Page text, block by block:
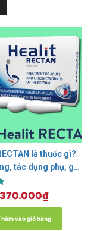
là thuốc gì?
tác dụng phụ, giá
bao nhiêu?
370.000₫
vào giỏ hàng